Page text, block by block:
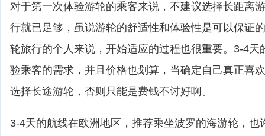
对于第一次体验游轮的乘客来说，不建议选择长距离
行就已足够，虽说游轮的舒适性和体验性是可以保证
轮旅行的个人来说，开始适应的过程也很重要。3-4天
验乘客的需求，并且价格也划算，当确定自己真正喜
选择长途游轮，否则只能是费钱不讨好啊。
3-4天的航线在欧洲地区，推荐乘坐波罗的海游轮，也